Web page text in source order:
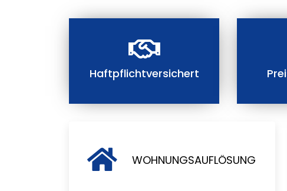
Haftpflichtversichert
WOHNUNGSAUFLÖSUNG